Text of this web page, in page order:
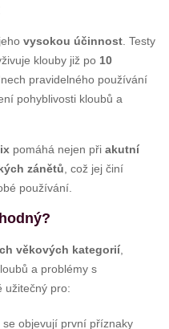
vysokou účinnost. Testy
klouby již po 10
pravidelného používání
pohyblivosti kloubů a
pomáhá nejen při akutní
zánětů, což jej činí
používání.
věkových kategorií,
a problémy s
užitečný pro:
se objevují první příznaky